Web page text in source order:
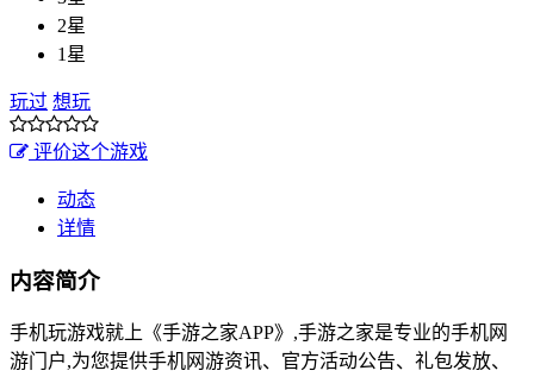
2星
1星
玩过 想玩
评价这个游戏
动态
详情
内容简介
手机玩游戏就上《手游之家APP》,手游之家是专业的手机网
游门户,为您提供手机网游资讯、官方活动公告、礼包发放、